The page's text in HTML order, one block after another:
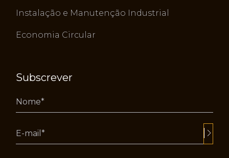
Instalação e Manutenção Industrial
Economia Circular
Subscrever